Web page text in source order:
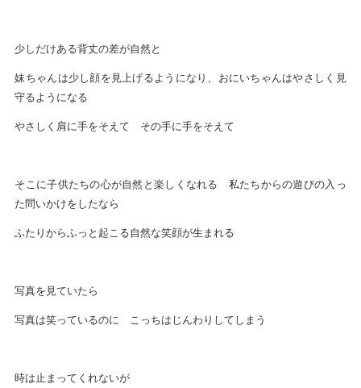
少しだけある背丈の差が自然と
妹ちゃんは少し顔を見上げるようになり、おにいちゃんはやさしく見
守るようになる
やさしく肩に手をそえて その手に手をそえて
そこに子供たちの心が自然と楽しくなれる 私たちからの遊びの入っ
た問いかけをしたなら
ふたりからふっと起こる自然な笑顔が生まれる
写真を見ていたら
写真は笑っているのに こっちはじんわりしてしまう
時は止まってくれないが